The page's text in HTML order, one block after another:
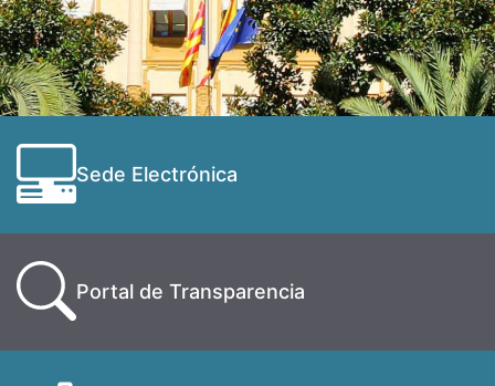
Sede Electrónica
Portal de Transparencia